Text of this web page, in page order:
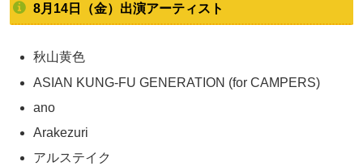
8月14日（金）出演アーティスト
秋山黄色
ASIAN KUNG-FU GENERATION (for CAMPERS)
ano
Arakezuri
アルステイク